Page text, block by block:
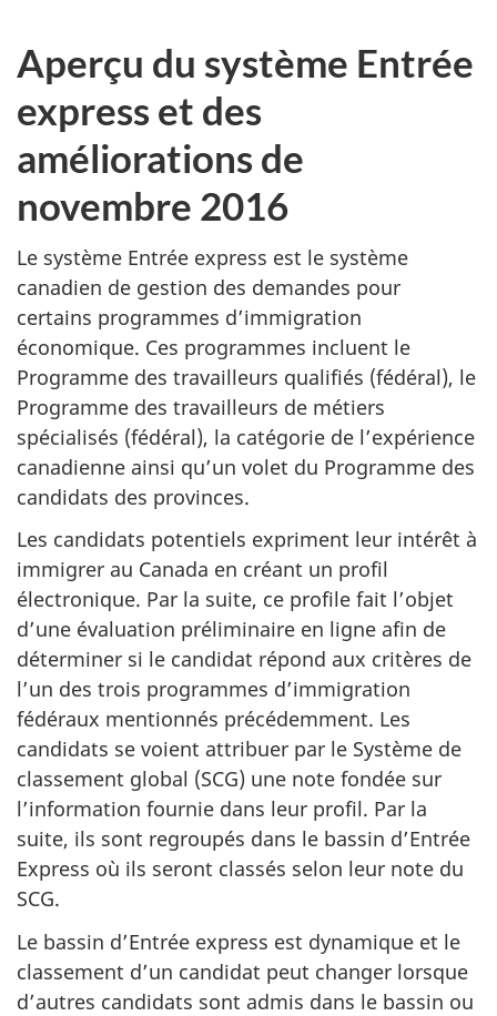
Aperçu du système Entrée
express et des
améliorations de
novembre 2016
Le système Entrée express est le système
canadien de gestion des demandes pour
certains programmes d’immigration
économique. Ces programmes incluent le
Programme des travailleurs qualifiés (fédéral), le
Programme des travailleurs de métiers
spécialisés (fédéral), la catégorie de l’expérience
canadienne ainsi qu’un volet du Programme des
candidats des provinces.
Les candidats potentiels expriment leur intérêt à
immigrer au Canada en créant un profil
électronique. Par la suite, ce profile fait l’objet
d’une évaluation préliminaire en ligne afin de
déterminer si le candidat répond aux critères de
l’un des trois programmes d’immigration
fédéraux mentionnés précédemment. Les
candidats se voient attribuer par le Système de
classement global (SCG) une note fondée sur
l’information fournie dans leur profil. Par la
suite, ils sont regroupés dans le bassin d’Entrée
Express où ils seront classés selon leur note du
SCG.
Le bassin d’Entrée express est dynamique et le
classement d’un candidat peut changer lorsque
d’autres candidats sont admis dans le bassin ou